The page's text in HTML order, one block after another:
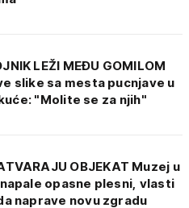
LEŽI MEĐU GOMILOM
slike sa mesta pucnjave u
"Molite se za njih"
OBJEKAT Muzej u
opasne plesni, vlasti
naprave novu zgradu